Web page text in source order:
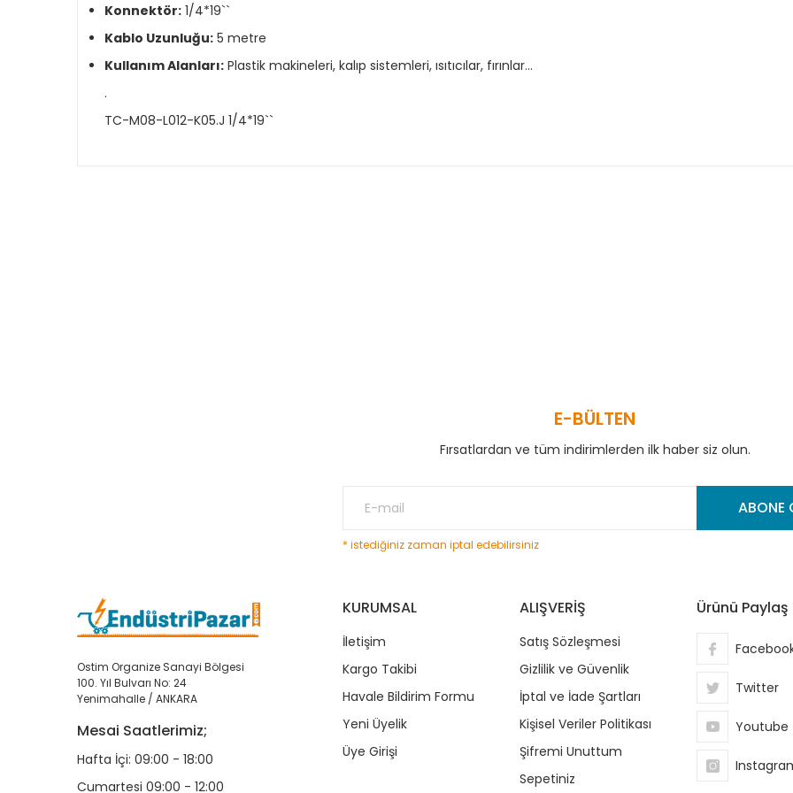
Konnektör: 1/4*19``
Kablo Uzunluğu: 5 metre
Kullanım Alanları: Plastik makineleri, kalıp sistemleri, ısıtıcılar, fırınlar...
.
TC-M08-L012-K05.J 1/4*19``
E-BÜLTEN
Fırsatlardan ve tüm indirimlerden ilk haber siz olun.
ABONE
* istediğiniz zaman iptal edebilirsiniz
Ostim Organize Sanayi Bölgesi
100. Yıl Bulvarı No: 24
Yenimahalle / ANKARA
Mesai Saatlerimiz;
Hafta İçi: 09:00 - 18:00
Cumartesi 09:00 - 12:00
KURUMSAL
İletişim
Kargo Takibi
Havale Bildirim Formu
Yeni Üyelik
Üye Girişi
ALIŞVERİŞ
Satış Sözleşmesi
Gizlilik ve Güvenlik
İptal ve İade Şartları
Kişisel Veriler Politikası
Şifremi Unuttum
Sepetiniz
Ürünü Paylaş
Twitter
Youtube